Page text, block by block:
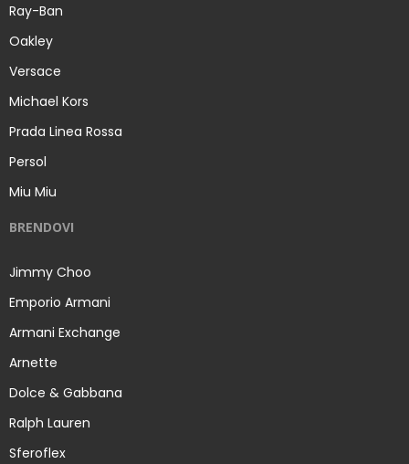
Ray-Ban
Oakley
Versace
Michael Kors
Prada Linea Rossa
Persol
Miu Miu
BRENDOVI
Jimmy Choo
Emporio Armani
Armani Exchange
Arnette
Dolce & Gabbana
Ralph Lauren
Sferoflex